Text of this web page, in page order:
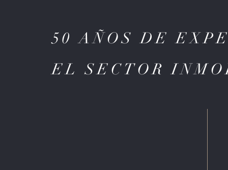
50 AÑOS DE
EL SECTOR